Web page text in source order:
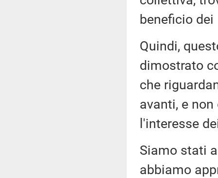
beneficio
Quindi,
dimostrato
che
avanti, e
l'interesse
Siamo stati
abbiamo